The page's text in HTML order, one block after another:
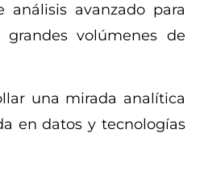
análisis avanzado para
volúmenes de
una mirada analítica
en datos y tecnologías